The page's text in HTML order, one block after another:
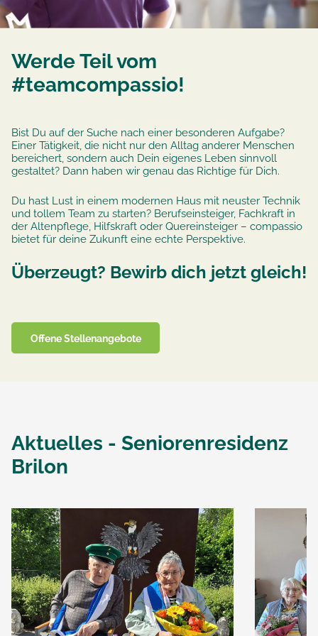
Werde Teil vom
#teamcompassio!
Bist Du auf der Suche nach einer besonderen Aufgabe?
Einer Tätigkeit, die nicht nur den Alltag anderer Menschen
bereichert, sondern auch Dein eigenes Leben sinnvoll
gestaltet? Dann haben wir genau das Richtige für Dich.
Du hast Lust in einem modernen Haus mit neuster Technik
und tollem Team zu starten? Berufseinsteiger, Fachkraft in
der Altenpflege, Hilfskraft oder Quereinsteiger – compassio
bietet für deine Zukunft eine echte Perspektive.
Überzeugt? Bewirb dich jetzt gleich!
Offene Stellenangebote
Aktuelles - Seniorenresidenz
Brilon